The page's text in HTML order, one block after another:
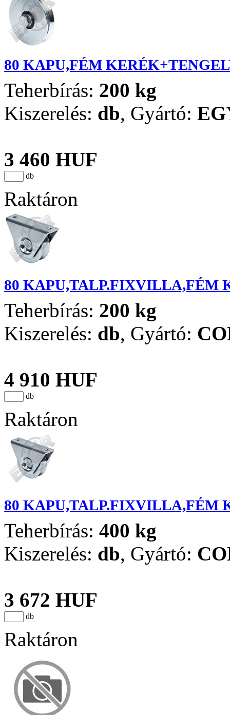
80 KAPU,FÉM
Teherbírás: 200 kg
Kiszerelés: db, Gyártó:
3 460 HUF
db
Raktáron
80 KAPU,TALP.FIXVILLA,FÉM
Teherbírás: 200 kg
Kiszerelés: db, Gyártó:
4 910 HUF
db
Raktáron
80 KAPU,TALP.FIXVILLA,FÉM
Teherbírás: 400 kg
Kiszerelés: db, Gyártó:
3 672 HUF
db
Raktáron